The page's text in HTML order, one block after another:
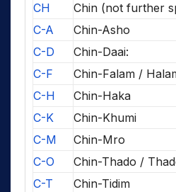
CH
Chin (not further
C-A
Chin-Asho
C-D
Chin-Daai:
C-F
Chin-Falam /
C-H
Chin-Haka
C-K
Chin-Khumi
C-M
Chin-Mro
C-O
Chin-Thado /
C-T
Chin-Tidim